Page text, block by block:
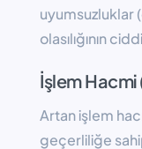
uyumsuzluklar
olasılığının
İşlem
Artan işlem
geçerliliğe